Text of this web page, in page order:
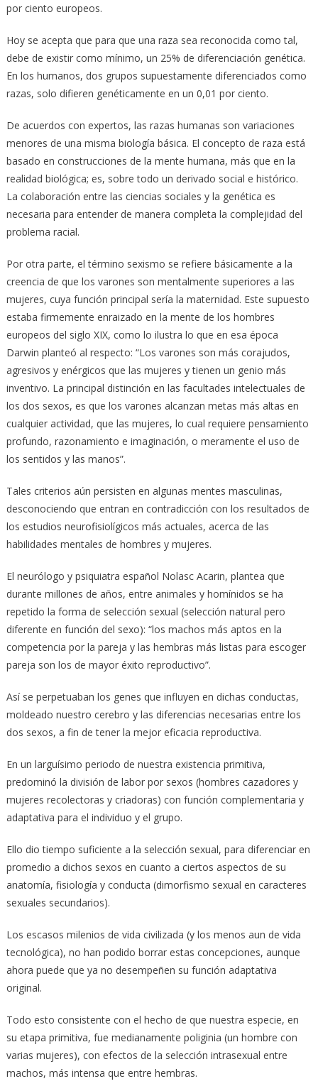
por ciento europeos.
Hoy se acepta que para que una raza sea reconocida como tal,
debe de existir como mínimo, un 25% de diferenciación genética.
En los humanos, dos grupos supuestamente diferenciados como
razas, solo difieren genéticamente en un 0,01 por ciento.
De acuerdos con expertos, las razas humanas son variaciones
menores de una misma biología básica. El concepto de raza está
basado en construcciones de la mente humana, más que en la
realidad biológica; es, sobre todo un derivado social e histórico.
La colaboración entre las ciencias sociales y la genética es
necesaria para entender de manera completa la complejidad del
problema racial.
Por otra parte, el término sexismo se refiere básicamente a la
creencia de que los varones son mentalmente superiores a las
mujeres, cuya función principal sería la maternidad. Este supuesto
estaba firmemente enraizado en la mente de los hombres
europeos del siglo XIX, como lo ilustra lo que en esa época
Darwin planteó al respecto: “Los varones son más corajudos,
agresivos y enérgicos que las mujeres y tienen un genio más
inventivo. La principal distinción en las facultades intelectuales de
los dos sexos, es que los varones alcanzan metas más altas en
cualquier actividad, que las mujeres, lo cual requiere pensamiento
profundo, razonamiento e imaginación, o meramente el uso de
los sentidos y las manos”.
Tales criterios aún persisten en algunas mentes masculinas,
desconociendo que entran en contradicción con los resultados de
los estudios neurofisiolígicos más actuales, acerca de las
habilidades mentales de hombres y mujeres.
El neurólogo y psiquiatra español Nolasc Acarin, plantea que
durante millones de años, entre animales y homínidos se ha
repetido la forma de selección sexual (selección natural pero
diferente en función del sexo): “los machos más aptos en la
competencia por la pareja y las hembras más listas para escoger
pareja son los de mayor éxito reproductivo”.
Así se perpetuaban los genes que influyen en dichas conductas,
moldeado nuestro cerebro y las diferencias necesarias entre los
dos sexos, a fin de tener la mejor eficacia reproductiva.
En un larguísimo periodo de nuestra existencia primitiva,
predominó la división de labor por sexos (hombres cazadores y
mujeres recolectoras y criadoras) con función complementaria y
adaptativa para el individuo y el grupo.
Ello dio tiempo suficiente a la selección sexual, para diferenciar en
promedio a dichos sexos en cuanto a ciertos aspectos de su
anatomía, fisiología y conducta (dimorfismo sexual en caracteres
sexuales secundarios).
Los escasos milenios de vida civilizada (y los menos aun de vida
tecnológica), no han podido borrar estas concepciones, aunque
ahora puede que ya no desempeñen su función adaptativa
original.
Todo esto consistente con el hecho de que nuestra especie, en
su etapa primitiva, fue medianamente poliginia (un hombre con
varias mujeres), con efectos de la selección intrasexual entre
machos, más intensa que entre hembras.